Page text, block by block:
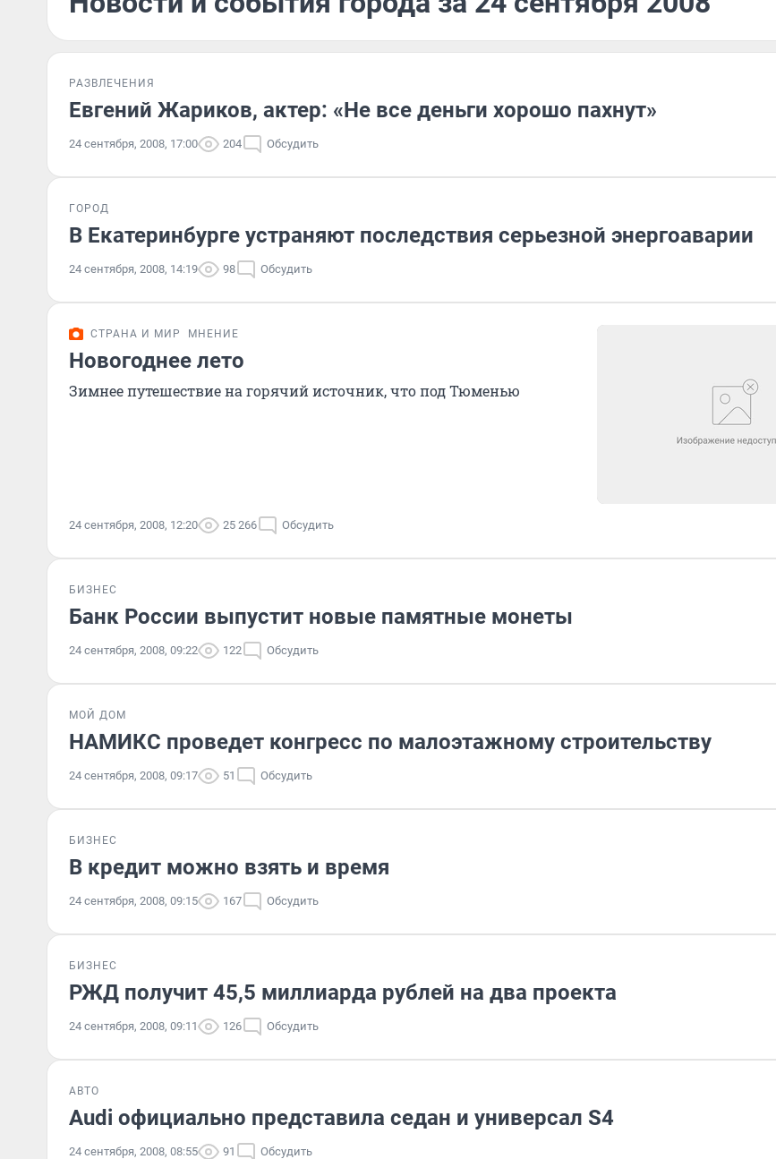
РАЗВЛЕЧЕНИЯ
Евгений Жариков, актер: «Не все деньги хорошо пахнут»
24 сентября, 2008, 17:00 204 Обсудить
ГОРОД
В Екатеринбурге устраняют последствия серьезной энергоаварии
24 сентября, 2008, 14:19 98 Обсудить
СТРАНА И МИР МНЕНИЕ
Новогоднее лето
Зимнее путешествие на горячий источник, что под Тюменью
24 сентября, 2008, 12:20 25 266 Обсудить
БИЗНЕС
Банк России выпустит новые памятные монеты
24 сентября, 2008, 09:22 122 Обсудить
МОЙ ДОМ
НАМИКС проведет конгресс по малоэтажному строительству
24 сентября, 2008, 09:17 51 Обсудить
БИЗНЕС
В кредит можно взять и время
24 сентября, 2008, 09:15 167 Обсудить
БИЗНЕС
РЖД получит 45,5 миллиарда рублей на два проекта
24 сентября, 2008, 09:11 126 Обсудить
АВТО
Audi официально представила седан и универсал S4
24 сентября, 2008, 08:55 91 Обсудить